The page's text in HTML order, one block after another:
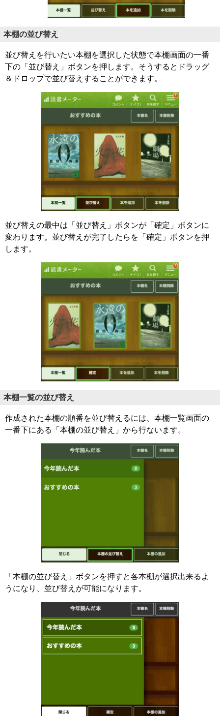
本棚の並び替え
並び替えを行いたい本棚を選択した状態で本棚画面の一番
下の「並び替え」ボタンを押します。そうするとドラッグ
＆ドロップで並び替えすることができます。
並び替えの最中は「並び替え」ボタンが「確定」ボタンに
変わります。並び替えが完了したらを「確定」ボタンを押
します。
本棚一覧の並び替え
作成された本棚の順番を並び替えるには、本棚一覧画面の
一番下にある「本棚の並び替え」から行ないます。
「本棚の並び替え」ボタンを押すと各本棚が選択出来るよ
うになり、並び替えが可能になります。